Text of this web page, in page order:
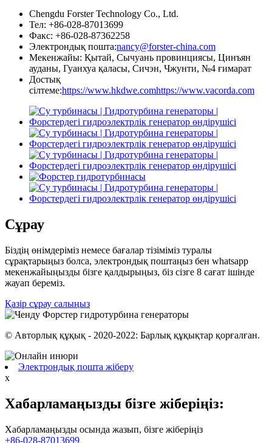
Chengdu Forster Technology Co., Ltd.
Тел: +86-028-87013699
Факс: +86-028-87362258
Электрондық пошта:nancy@forster-china.com
Мекенжайы: Қытай, Сычуань провинциясы, Цинъян
ауданы, Гуанхуа қаласы, Сичэн, Чжунти, №4 ғимарат
Достық
сілтеме:https://www.hkdwe.comhttps://www.vacorda.com
Сұрау
Біздің өнімдеріміз немесе бағалар тізіміміз туралы
сұрақтарыңыз болса, электрондық поштаңыз бен whatsapp
мекенжайыңызды бізге қалдырыңыз, біз сізге 8 сағат ішінде
жауап береміз.
Қазір сұрау салыңыз
© Авторлық құқық - 2020-2022: Барлық құқықтар қорғалған.
Электрондық пошта жіберу
x
Хабарламаңызды бізге жіберіңіз:
Хабарламаңызды осында жазып, бізге жіберіңіз
+86-028-87013699